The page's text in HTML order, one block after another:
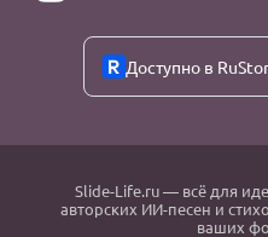
Доступно в
Slide-Life.ru— всё для
авторских ИИ-песен и
ваших